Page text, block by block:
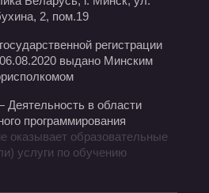
2, пом.19
регистрации
выдано Минским
в области
программирования
оказывает образовательные
услуги по обучению